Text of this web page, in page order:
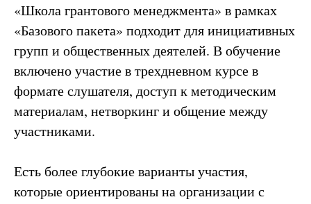
«Школа грантового менеджмента» в рамках
«Базового пакета» подходит для инициативных
групп и общественных деятелей. В обучение
включено участие в трехдневном курсе в
формате слушателя, доступ к методическим
материалам, нетворкинг и общение между
участниками.
Есть более глубокие варианты участия,
которые ориентированы на организации с